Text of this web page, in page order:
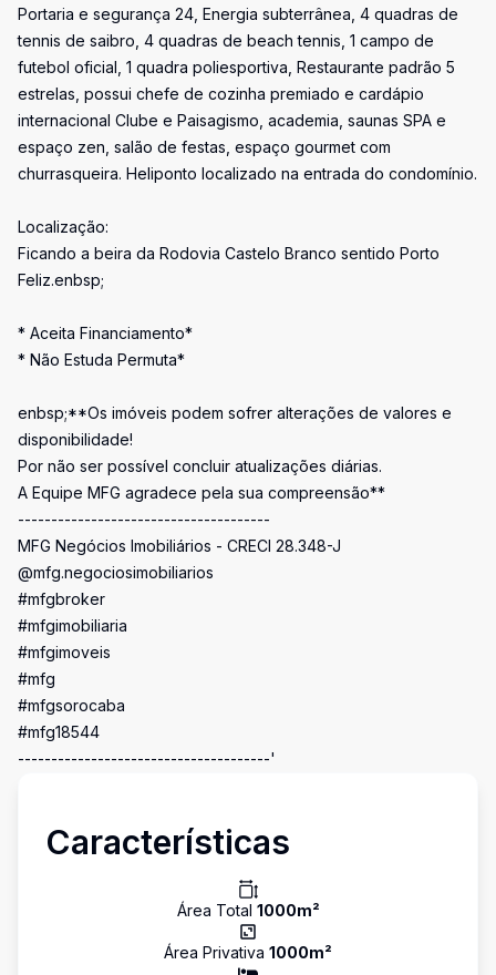
Portaria e segurança 24, Energia subterrânea, 4 quadras de
tennis de saibro, 4 quadras de beach tennis, 1 campo de
futebol oficial, 1 quadra poliesportiva, Restaurante padrão 5
estrelas, possui chefe de cozinha premiado e cardápio
internacional Clube e Paisagismo, academia, saunas SPA e
espaço zen, salão de festas, espaço gourmet com
churrasqueira. Heliponto localizado na entrada do condomínio.
Localização:
Ficando a beira da Rodovia Castelo Branco sentido Porto
Feliz.enbsp;
* Aceita Financiamento*
* Não Estuda Permuta*
enbsp;**Os imóveis podem sofrer alterações de valores e
disponibilidade!
Por não ser possível concluir atualizações diárias.
A Equipe MFG agradece pela sua compreensão**
--------------------------------------
MFG Negócios Imobiliários - CRECI 28.348-J
@mfg.negociosimobiliarios
#mfgbroker
#mfgimobiliaria
#mfgimoveis
#mfg
#mfgsorocaba
#mfg18544
--------------------------------------'
Características
Área Total 1000m²
Área Privativa 1000m²